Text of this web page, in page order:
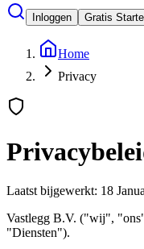
Inloggen Gratis
Home
Privacy
Laatst bijgewerkt: 18
Vastlegg B.V. ("wij",
"Diensten").